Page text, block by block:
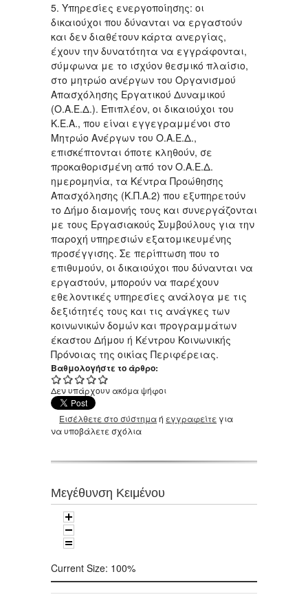
5. Υπηρεσίες ενεργοποίησης: οι
δικαιούχοι που δύνανται να εργαστούν
και δεν διαθέτουν κάρτα ανεργίας,
έχουν την δυνατότητα να εγγράφονται,
σύμφωνα με το ισχύον θεσμικό πλαίσιο,
στο μητρώο ανέργων του Οργανισμού
Απασχόλησης Εργατικού Δυναμικού
(Ο.Α.Ε.Δ.). Επιπλέον, οι δικαιούχοι του
Κ.Ε.Α., που είναι εγγεγραμμένοι στο
Μητρώο Ανέργων του Ο.Α.Ε.Δ.,
επισκέπτονται όποτε κληθούν, σε
προκαθορισμένη από τον Ο.Α.Ε.Δ.
ημερομηνία, τα Κέντρα Προώθησης
Απασχόλησης (Κ.Π.Α.2) που εξυπηρετούν
το Δήμο διαμονής τους και συνεργάζονται
με τους Εργασιακούς Συμβούλους για την
παροχή υπηρεσιών εξατομικευμένης
προσέγγισης. Σε περίπτωση που το
επιθυμούν, οι δικαιούχοι που δύνανται να
εργαστούν, μπορούν να παρέχουν
εθελοντικές υπηρεσίες ανάλογα με τις
δεξιότητές τους και τις ανάγκες των
κοινωνικών δομών και προγραμμάτων
έκαστου Δήμου ή Κέντρου Κοινωνικής
Πρόνοιας της οικίας Περιφέρειας.
Βαθμολογήστε το άρθρο:
Δεν υπάρχουν ακόμα ψήφοι
Εισέλθετε στο σύστημαή εγγραφείτε για
να υποβάλετε σχόλια
Μεγέθυνση Κειμένου
Current Size: 100%